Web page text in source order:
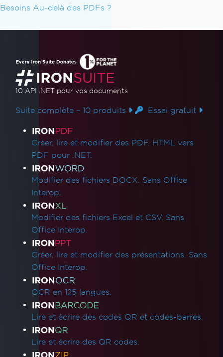
Besoins Au-delà des PDFs ?
10 API .NET pour vos documents
Suite complète – 10 produits Essai gratuit
Liens des produits
Créer, lire et modifier des PDF. HTML vers
PDF pour .NET.
Modifier des fichiers DOCX. Sans Office
Interop.
Modifier des fichiers Excel et CSV. Sans
Office Interop.
Créer, lire et modifier des présentations. Sans
Office Interop.
OCR en 125 langues.
Lire et écrire des codes QR et codes-barres.
Lire et écrire des QR codes.